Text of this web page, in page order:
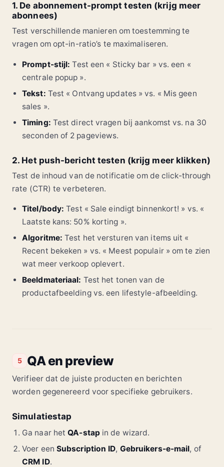
1. De abonnement-prompt testen (krijg meer
abonnees)
Test verschillende manieren om toestemming te
vragen om opt-in-ratio’s te maximaliseren.
Prompt-stijl: Test een « Sticky bar » vs. een «
centrale popup ».
Tekst: Test « Ontvang updates » vs. « Mis geen
sales ».
Timing: Test direct vragen bij aankomst vs. na 30
seconden of 2 pageviews.
2. Het push-bericht testen (krijg meer klikken)
Test de inhoud van de notificatie om de click-through
rate (CTR) te verbeteren.
Titel/body: Test « Sale eindigt binnenkort! » vs. «
Laatste kans: 50% korting ».
Algoritme: Test het versturen van items uit «
Recent bekeken » vs. « Meest populair » om te zien
wat meer verkoop oplevert.
Beeldmateriaal: Test het tonen van de
productafbeelding vs. een lifestyle-afbeelding.
5 QA en preview
Verifieer dat de juiste producten en berichten
worden gegenereerd voor specifieke gebruikers.
Simulatiestap
Ga naar hetQA-stapin de wizard.
Voer een Subscription ID, Gebruikers-e-mail, of
CRM ID.